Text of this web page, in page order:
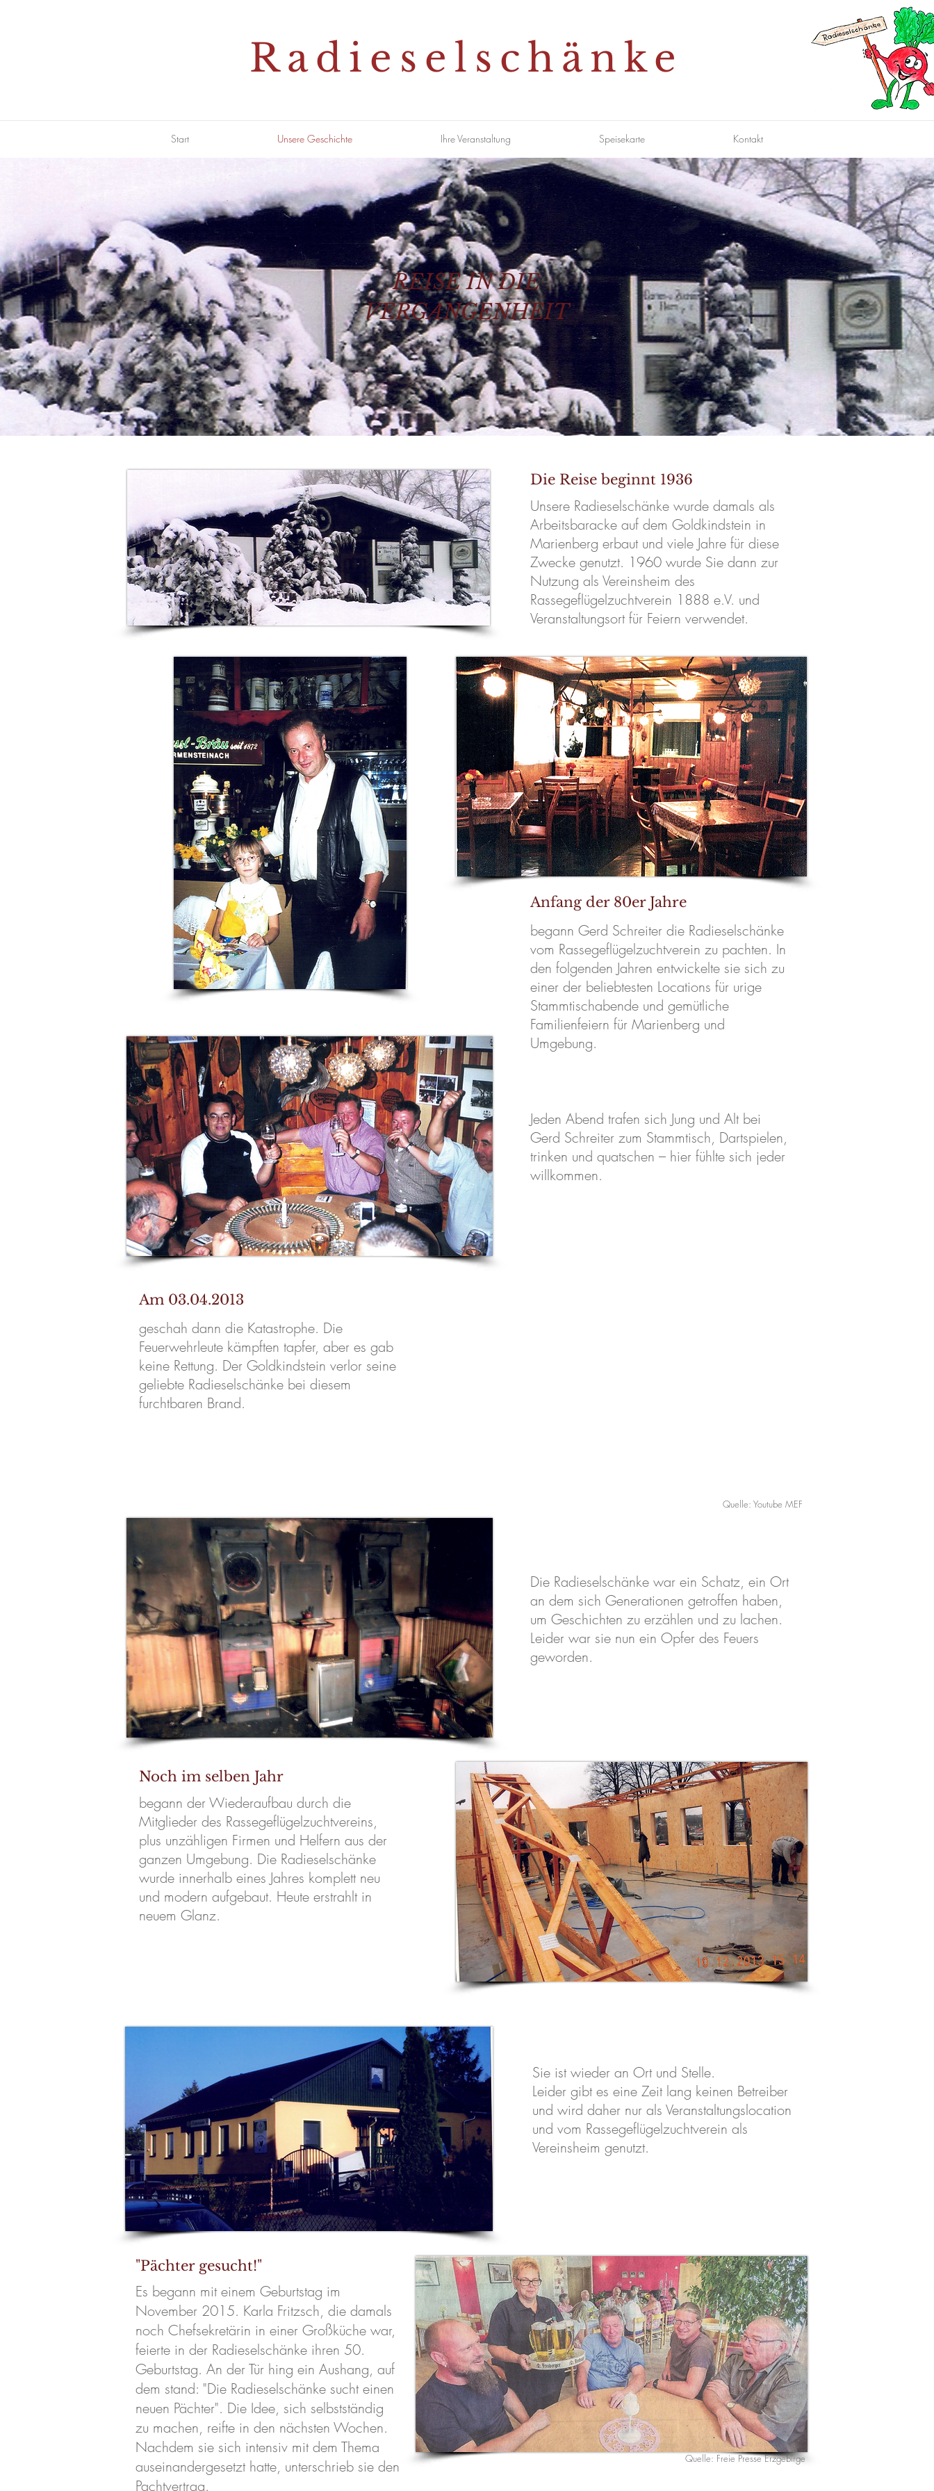
Radieselschänke
Start Unsere Geschichte Ihre Veranstaltung Speisekarte Kontakt
REISE IN DIE
VERGANGENHEIT
Die Reise beginnt 1936
Unsere Radieselschänke wurde damals als
Arbeitsbaracke auf dem Goldkindstein in
Marienberg erbaut und viele Jahre für diese
Zwecke genutzt. 1960 wurde Sie dann zur
Nutzung als Vereinsheim des
Rassegeflügelzuchtverein 1888 e.V. und
Veranstaltungsort für Feiern verwendet.
Anfang der 80er Jahre
begann Gerd Schreiter die Radieselschänke
vom Rassegeflügelzuchtverein zu pachten. In
den folgenden Jahren entwickelte sie sich zu
einer der beliebtesten Locations für urige
Stammtischabende und gemütliche
Familienfeiern für Marienberg und
Umgebung.
Jeden Abend trafen sich Jung und Alt bei
Gerd Schreiter zum Stammtisch, Dartspielen,
trinken und quatschen – hier fühlte sich jeder
willkommen.
Am 03.04.2013
geschah dann die Katastrophe. Die
Feuerwehrleute kämpften tapfer, aber es gab
keine Rettung. Der Goldkindstein verlor seine
geliebte Radieselschänke bei diesem
furchtbaren Brand.
Quelle: Youtube MEF
Die Radieselschänke war ein Schatz, ein Ort
an dem sich Generationen getroffen haben,
um Geschichten zu erzählen und zu lachen.
Leider war sie nun ein Opfer des Feuers
geworden.
Noch im selben Jahr
begann der Wiederaufbau durch die
Mitglieder des Rassegeflügelzuchtvereins,
plus unzähligen Firmen und Helfern aus der
ganzen Umgebung. Die Radieselschänke
wurde innerhalb eines Jahres komplett neu
und modern aufgebaut. Heute erstrahlt in
neuem Glanz.
Sie ist wieder an Ort und Stelle.
Leider gibt es eine Zeit lang keinen Betreiber
und wird daher nur als Veranstaltungslocation
und vom Rassegeflügelzuchtverein als
Vereinsheim genutzt.
"Pächter gesucht!"
Es begann mit einem Geburtstag im
November 2015. Karla Fritzsch, die damals
noch Chefsekretärin in einer Großküche war,
feierte in der Radieselschänke ihren 50.
Geburtstag. An der Tür hing ein Aushang, auf
dem stand: "Die Radieselschänke sucht einen
neuen Pächter". Die Idee, sich selbstständig
zu machen, reifte in den nächsten Wochen.
Nachdem sie sich intensiv mit dem Thema
auseinandergesetzt hatte, unterschrieb sie den
Pachtvertrag.
Quelle: Freie Presse Erzgebirge